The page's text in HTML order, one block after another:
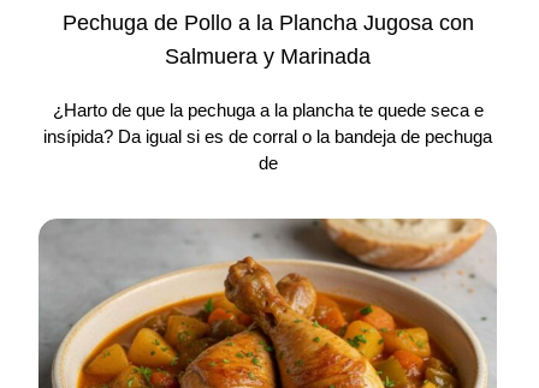
Pechuga de Pollo a la Plancha Jugosa con
Salmuera y Marinada
¿Harto de que la pechuga a la plancha te quede seca e
insípida? Da igual si es de corral o la bandeja de pechuga
de